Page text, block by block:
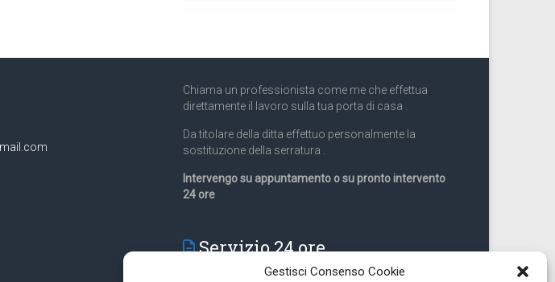
Gestisci Consenso Cookie
Chiama un professionista come me che effettua
direttamente il lavoro sulla tua porta di casa .
Da titolare della ditta effettuo personalmente la
sostituzione della serratura .
Intervengo su appuntamento o su pronto intervento
24 ore
Servizio 24 ore